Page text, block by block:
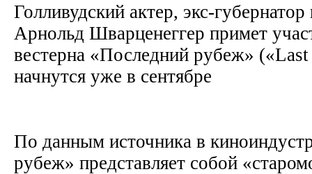
Голливудский актер, экс-
Арнольд Шварценеггер примет
вестерна «Последний рубеж»
начнутся уже в сентябре
По данным источника в
рубеж» представляет собой